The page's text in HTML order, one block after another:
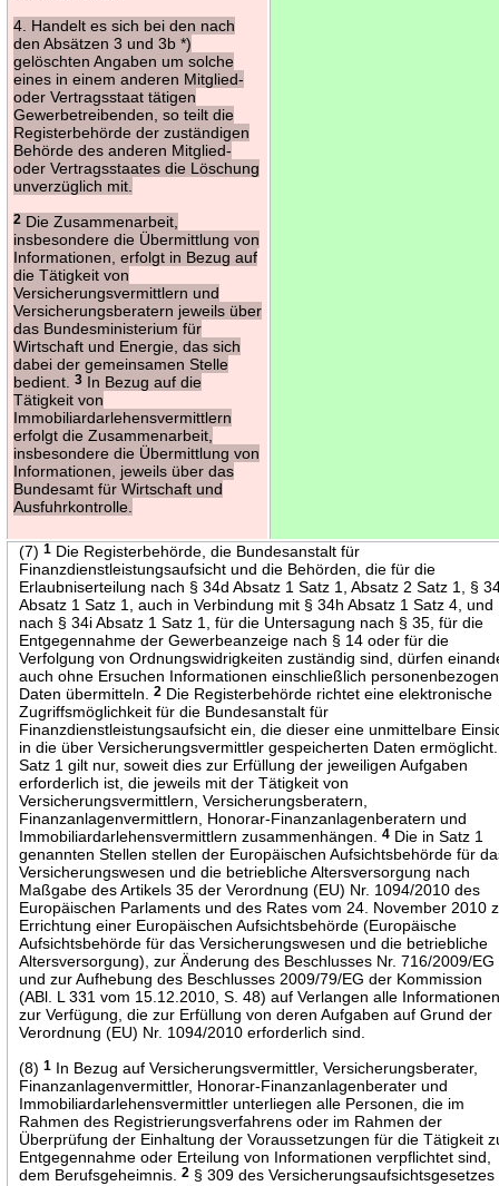
4. Handelt es sich bei den nach
den Absätzen 3 und 3b *)
gelöschten Angaben um solche
eines in einem anderen Mitglied-
oder Vertragsstaat tätigen
Gewerbetreibenden, so teilt die
Registerbehörde der zuständigen
Behörde des anderen Mitglied-
oder Vertragsstaates die Löschung
unverzüglich mit.
2 Die Zusammenarbeit,
insbesondere die Übermittlung von
Informationen, erfolgt in Bezug auf
die Tätigkeit von
Versicherungsvermittlern und
Versicherungsberatern jeweils über
das Bundesministerium für
Wirtschaft und Energie, das sich
dabei der gemeinsamen Stelle
bedient.3 In Bezug auf die
Tätigkeit von
Immobiliardarlehensvermittlern
erfolgt die Zusammenarbeit,
insbesondere die Übermittlung von
Informationen, jeweils über das
Bundesamt für Wirtschaft und
Ausfuhrkontrolle.
(7)1 Die Registerbehörde, die Bundesanstalt für
Finanzdienstleistungsaufsicht und die Behörden, die für die
Erlaubniserteilung nach § 34d Absatz 1 Satz 1, Absatz 2 Satz 1, §
Absatz 1 Satz 1, auch in Verbindung mit § 34h Absatz 1 Satz 4, und
nach § 34i Absatz 1 Satz 1, für die Untersagung nach § 35, für die
Entgegennahme der Gewerbeanzeige nach § 14 oder für die
Verfolgung von Ordnungswidrigkeiten zuständig sind, dürfen
auch ohne Ersuchen Informationen einschließlich
Daten übermitteln.2 Die Registerbehörde richtet eine elektronische
Zugriffsmöglichkeit für die Bundesanstalt für
Finanzdienstleistungsaufsicht ein, die dieser eine unmittelbare
in die über Versicherungsvermittler gespeicherten Daten
Satz 1 gilt nur, soweit dies zur Erfüllung der jeweiligen Aufgaben
erforderlich ist, die jeweils mit der Tätigkeit von
Versicherungsvermittlern, Versicherungsberatern,
Finanzanlagenvermittlern, Honorar-Finanzanlagenberatern und
Immobiliardarlehensvermittlern zusammenhängen.4 Die in Satz 1
genannten Stellen stellen der Europäischen Aufsichtsbehörde für
Versicherungswesen und die betriebliche Altersversorgung nach
Maßgabe des Artikels 35 der Verordnung (EU) Nr. 1094/2010 des
Europäischen Parlaments und des Rates vom 24. November 2010
Errichtung einer Europäischen Aufsichtsbehörde (Europäische
Aufsichtsbehörde für das Versicherungswesen und die betriebliche
Altersversorgung), zur Änderung des Beschlusses Nr. 716/2009/EG
und zur Aufhebung des Beschlusses 2009/79/EG der Kommission
(ABl. L 331 vom 15.12.2010, S. 48) auf Verlangen alle
zur Verfügung, die zur Erfüllung von deren Aufgaben auf Grund der
Verordnung (EU) Nr. 1094/2010 erforderlich sind.
(8)1 In Bezug auf Versicherungsvermittler, Versicherungsberater,
Finanzanlagenvermittler, Honorar-Finanzanlagenberater und
Immobiliardarlehensvermittler unterliegen alle Personen, die im
Rahmen des Registrierungsverfahrens oder im Rahmen der
Überprüfung der Einhaltung der Voraussetzungen für die Tätigkeit
Entgegennahme oder Erteilung von Informationen verpflichtet sind,
dem Berufsgeheimnis.2 § 309 des Versicherungsaufsichtsgesetzes